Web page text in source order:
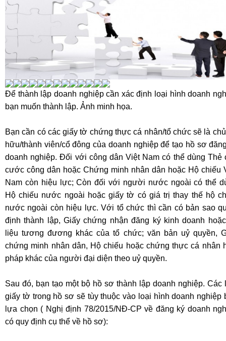
Để thành lập doanh nghiệpcần xác định loại hình doanh
bạn muốn thành lập. Ảnh minh họa.
Bạn cần có các giấy tờ chứng thựccá nhân/tổ chức sẽ là
hữu/thành viên/cổ đông của doanh nghiệp để tạo hồ sơ
doanh nghiệp. Đối với công dân Việt Nam có thể dùng Thẻ
cước công dân hoặc Chứng minh nhân dân hoặc Hộ chiếu
Nam còn hiệu lực; Còn đối với người nước ngoài có thể
Hộ chiếu nước ngoài hoặc giấy tờ có giá trị thay thế hộ
nước ngoài còn hiệu lực. Với tổ chức thì cần có bản sao
định thành lập,Giấy chứng nhận đăng ký kinh doanh
liệu tương đương khác của tổ chức; văn bản uỷ quyền,
chứng minh nhân dân, Hộ chiếu hoặc chứng thực cá nhân
pháp khác của người đại diện theo uỷ quyền.
Sau đó, bạn tạo một bộ hồ sơ thành lập doanh nghiệp . Các
giấy tờ trong hồ sơ sẽ tùy thuộc vào loại hình doanh nghiệp
lựa chọn ( Nghị định 78/2015/NĐ-CP về đăng ký doanh
có quy định cụ thể về hồ sơ):